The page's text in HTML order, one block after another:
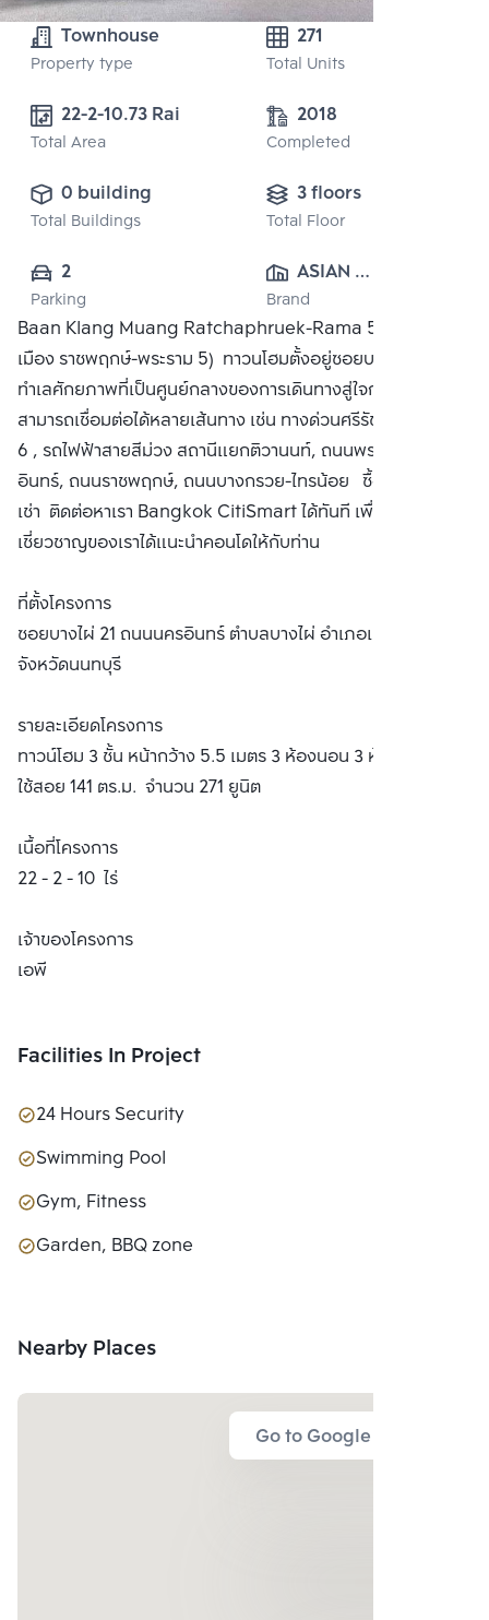
Townhouse
Property type
271
Total Units
22-2-10.73 Rai
Total Area
2018
Completed
0 building
Total Buildings
3 floors
Total Floor
2
Parking
ASIAN
PROPERTY
(KRUNGTHEP)
CO., LTD.
Brand
Baan Klang Muang Ratchaphruek-Rama 5 (บ้านกลาง
เมือง ราชพฤกษ์-พระราม 5) ทาวนโฮมตั้งอยู่ซอยบางไผ่ 21 บน
ทำเลศักยภาพที่เป็นศูนย์กลางของการเดินทางสู่ใจกลางเมือง
สามารถเชื่อมต่อได้หลายเส้นทาง เช่น ทางด่วนศรีรัช ด่านพระราม
6 , รถไฟฟ้าสายสีม่วง สถานีแยกติวานนท์, ถนนพระราม 5-นคร
อินทร์, ถนนราชพฤกษ์, ถนนบางกรวย-ไทรน้อย ซื้อ ขาย หรือ
เช่า ติดต่อหาเรา Bangkok CitiSmart ได้ทันที เพื่อให้ผู้
เชี่ยวชาญของเราได้แนะนำคอนโดให้กับท่าน
ที่ตั้งโครงการ
ซอยบางไผ่ 21 ถนนนครอินทร์ ตำบลบางไผ่ อำเภอเมืองนนทบุรี
จังหวัดนนทบุรี
รายละเอียดโครงการ
ทาวน์โฮม 3 ชั้น หน้ากว้าง 5.5 เมตร 3 ห้องนอน 3 ห้องน้ำ พื้นที่
ใช้สอย 141 ตร.ม. จำนวน 271 ยูนิต
เนื้อที่โครงการ
22 - 2 - 10 ไร่
เจ้าของโครงการ
เอพี
Facilities In Project
24 Hours Security
Swimming Pool
Gym, Fitness
Garden, BBQ zone
Nearby Places
Go to Google Map